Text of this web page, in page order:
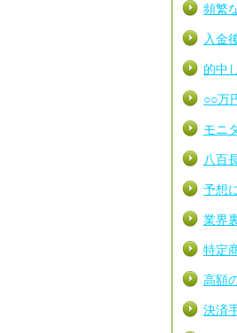
頻繁
入金
的中
○○万
モニ
八百
予想
業界
特定
高額
決済